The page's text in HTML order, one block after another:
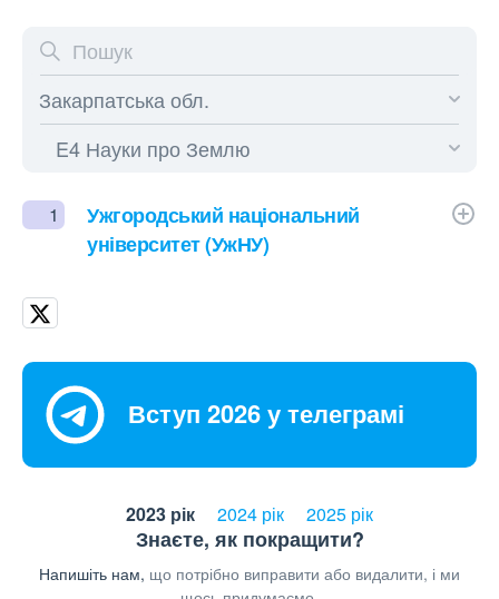
1
Ужгородський національний
університет (УжНУ)
Вступ 2026 у телеграмі
2023 рік 2024 рік 2025 рік
Знаєте, як покращити?
Напишіть нам, що потрібно виправити або видалити, і ми